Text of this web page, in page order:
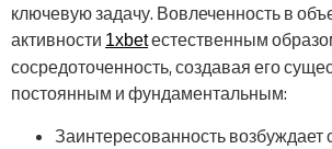
ключевую задачу. Вовлеченность в
активности 1xbetестественным
сосредоточенность, создавая его
постоянным и фундаментальным:
Заинтересованность возбуждает